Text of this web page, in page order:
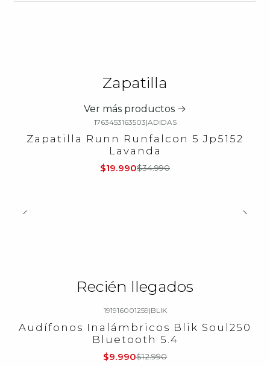
Zapatilla
Ver más productos
-43% OFF
1763453163503|ADIDAS
Zapatilla Runn Runfalcon 5 Jp5152
Lavanda
$19.990$34.990
Recién llegados
-23%OFF
191916001259|BLIK
Audífonos Inalámbricos Blik Soul250
Bluetooth 5.4
$9.990$12.990